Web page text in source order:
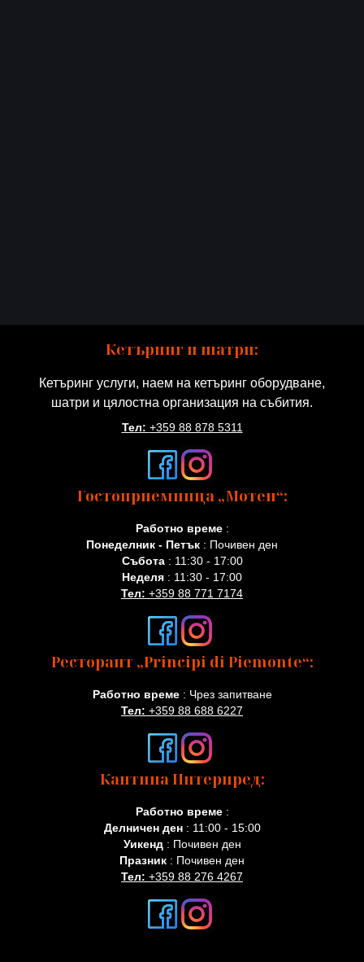
Кетъринг и шатри:
Кетъринг услуги, наем на кетъринг оборудване,
шатри и цялостна организация на събития.
Тел: +359 88 878 5311
Гостоприемница „Мотен“:
Работно време:
Понеделник - Петък : Почивен ден
Събота: 11:30 - 17:00
Неделя : 11:30 - 17:00
Тел: +359 88 771 7174
Ресторант „Principi di Piemonte“:
Работно време: Чрез запитване
Тел: +359 88 688 6227
Кантина Интерпред:
Работно време:
Делничен ден: 11:00 - 15:00
Уикенд: Почивен ден
Празник : Почивен ден
Тел: +359 88 276 4267